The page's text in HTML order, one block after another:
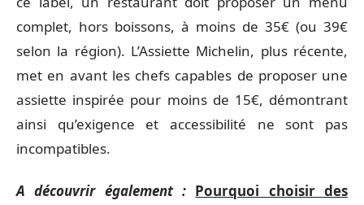
complet, hors boissons, à moins de 35€ (ou 39€
selon la région). L’Assiette Michelin, plus récente,
met en avant les chefs capables de proposer une
assiette inspirée pour moins de 15€, démontrant
ainsi qu’exigence et accessibilité ne sont pas
incompatibles.
A découvrir également : Pourquoi choisir des